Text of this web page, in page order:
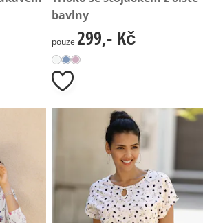
bavlny
299,- Kč
pouze 299,- Kč